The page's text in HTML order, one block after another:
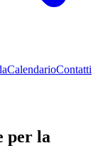
CalendarioContatti
per la